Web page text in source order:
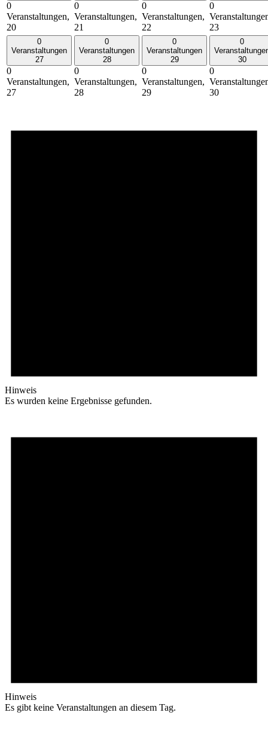
0
Veranstaltungen,
20
0
Veranstaltungen,
21
0
Veranstaltungen,
22
0
23
0
Veranstaltungen
27
0
Veranstaltungen,
27
0
Veranstaltungen
28
0
Veranstaltungen,
28
0
Veranstaltungen
29
0
Veranstaltungen,
29
0
30
0
30
Hinweis
Es wurden keine Ergebnisse gefunden.
Hinweis
Es gibt keine Veranstaltungen an diesem Tag.